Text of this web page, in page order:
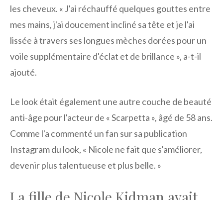
les cheveux. « J'ai réchauffé quelques gouttes entre
mes mains, j'ai doucement incliné sa tête et je l'ai
lissée à travers ses longues mèches dorées pour un
voile supplémentaire d'éclat et de brillance », a-t-il
ajouté.
Le look était également une autre couche de beauté
anti-âge pour l'acteur de « Scarpetta », âgé de 58 ans.
Comme l'a commenté un fan sur sa publication
Instagram du look, « Nicole ne fait que s'améliorer,
devenir plus talentueuse et plus belle. »